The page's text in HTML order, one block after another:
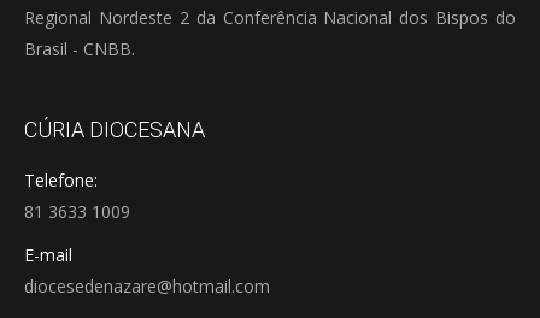
Regional Nordeste 2 da Conferência Nacional dos Bispos do
Brasil - CNBB.
CÚRIA DIOCESANA
Telefone:
81 3633 1009
E-mail
diocesedenazare@hotmail.com